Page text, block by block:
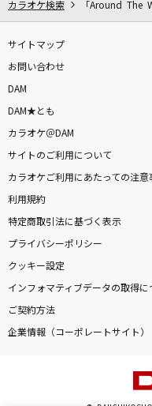
カラオケ検索 「Around The
サイトマップ
お問い合わせ
DAM
DAM★とも
カラオケ＠DAM
サイトのご利用について
カラオケご利用にあたっての注意
利用規約
特定商取引法に基づく表示
プライバシーポリシー
クッキー設定
インフォマティブデータの取得に
ご契約方法
企業情報（コーポレートサイト）